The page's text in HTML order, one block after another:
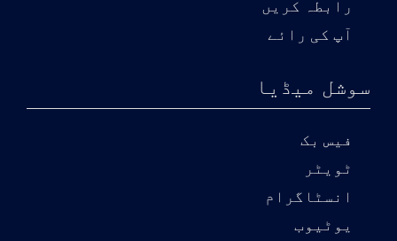
رابطہ کریں
آپ کی رائے
سوشل میڈیا
فیس بک
ٹویٹر
انسٹاگرام
یوٹیوب